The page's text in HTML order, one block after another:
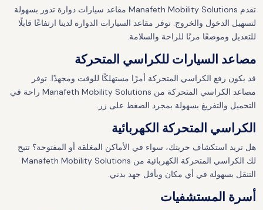
تقدم Manafeth Mobility Solutions مقاعد سيارات دوارة تدور بسهولة
لتسهيل الدخول والخروج. توفر مقاعد السيارات الدوارة لدينا ارتفاعًا قابلًا
للتعديل وموضعًا مرنًا للراحة والسلامة.
مصاعد السيارات للكراسي المتحركة
قد يكون رفع الكراسي المتحركة أمرًا مستهلكًا للوقت ومجهدًا. توفر
مصاعد الكراسي المتحركة من Manafeth Mobility Solutions راحة في
التحميل والتفريغ بسهولة بمجرد الضغط على زر.
الكراسي المتحركة الكهربائية
هل تريد استكشاف حريتك، سواء في الأماكن المغلقة أو المفتوحة؟ تتيح
لك الكراسي المتحركة الكهربائية من Manafeth Mobility Solutions
التنقل بسهولة في أي مكان وبأقل جهد بدني.
أسرة المستشفيات